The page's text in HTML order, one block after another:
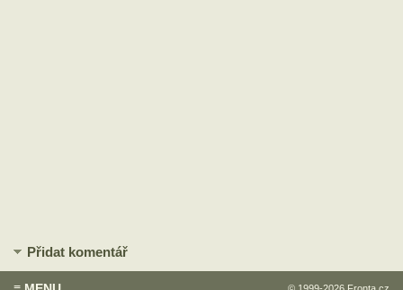
Přidat komentář